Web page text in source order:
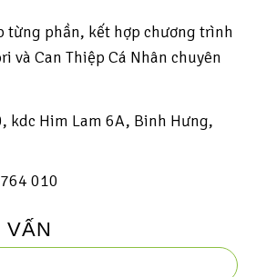
từng phần, kết hợp chương trình
và Can Thiệp Cá Nhân chuyên
kdc Him Lam 6A, Binh Hưng,
010